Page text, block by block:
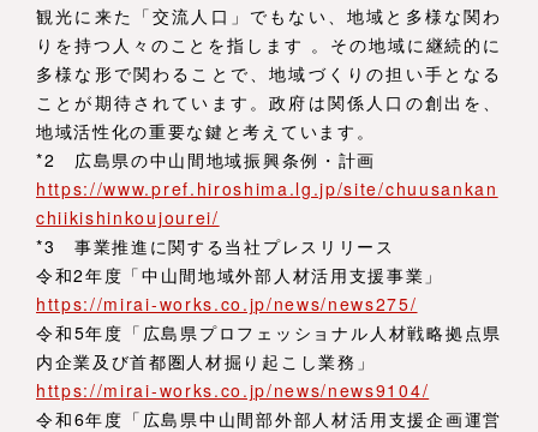
観光に来た「交流人口」でもない、地域と多様な関わ
りを持つ人々のことを指します 。その地域に継続的に
多様な形で関わることで、地域づくりの担い手となる
ことが期待されています。政府は関係人口の創出を、
地域活性化の重要な鍵と考えています。
*2 広島県の中山間地域振興条例・計画
https://www.pref.hiroshima.lg.jp/site/chuusankan
chiikishinkoujourei/
*3 事業推進に関する当社プレスリリース
令和2年度「中山間地域外部人材活用支援事業」
https://mirai-works.co.jp/news/news275/
令和5年度「広島県プロフェッショナル人材戦略拠点県
内企業及び首都圏人材掘り起こし業務」
https://mirai-works.co.jp/news/news9104/
令和6年度「広島県中山間部外部人材活用支援企画運営